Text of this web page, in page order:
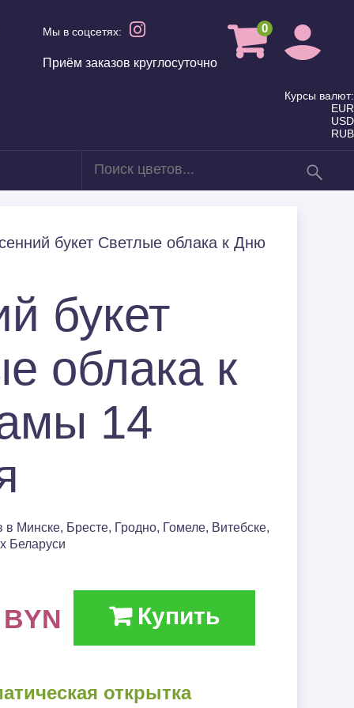
Мы в соцсетях:
Приём заказов круглосуточно
0
Курсы валют:
EUR
USD
RUB
(День
влюблённых)
Траур
букет Светлые облака к Дню
букет
облака к
14
в Минске, Бресте, Гродно, Гомеле, Витебске,
Беларуси
BYN Купить
открытка